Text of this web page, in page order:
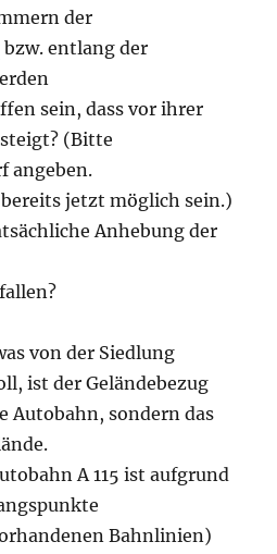
der
bzw. entlang der
sein, dass vor ihrer
(Bitte
angeben.
bereits jetzt möglich sein.)
Anhebung der
von der Siedlung
ist der Geländebezug
Autobahn, sondern das
A 115 ist aufgrund
Bahnlinien)